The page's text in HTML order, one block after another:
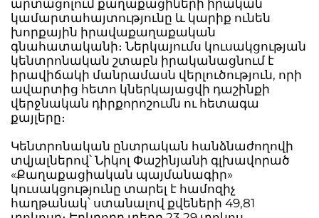
արտացոլում քաղաքացիների իրական
կամարտահայտությունը և կարիք ունեն
խորքային իրավաքաղաքական
գնահատականի։ Ներկայումս կուսակցության
կենտրոնական շտաբն իրականացնում է
իրավիճակի մանրամասն վերլուծություն, որի
ավարտից հետո կներկայացվի դաշինքի
վերջնական դիրքորոշումն ու հետագա
քայլերը։
Կենտրոնական ընտրական հանձնաժողովի
տվյալներով՝ Նիկոլ Փաշինյանի գլխավորած
«Քաղաքացիական պայմանագիր»
կուսակցությունը տարել է համոզիչ
հաղթանակ՝ ստանալով քվեների 49,81